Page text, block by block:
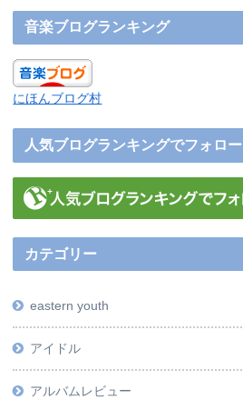
音楽ブログランキング
にほんブログ村
人気ブログランキングでフォロー
カテゴリー
eastern youth
アイドル
アルバムレビュー